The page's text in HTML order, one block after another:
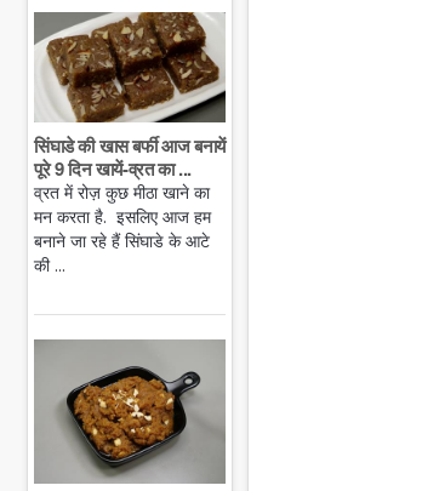
सिंघाडे की खास बर्फी आज बनायें
पूरे 9 दिन खायें-व्रत का ...
व्रत में रोज़ कुछ मीठा खाने का
मन करता है. इसलिए आज हम
बनाने जा रहे हैं सिंघाडे के आटे
की ...